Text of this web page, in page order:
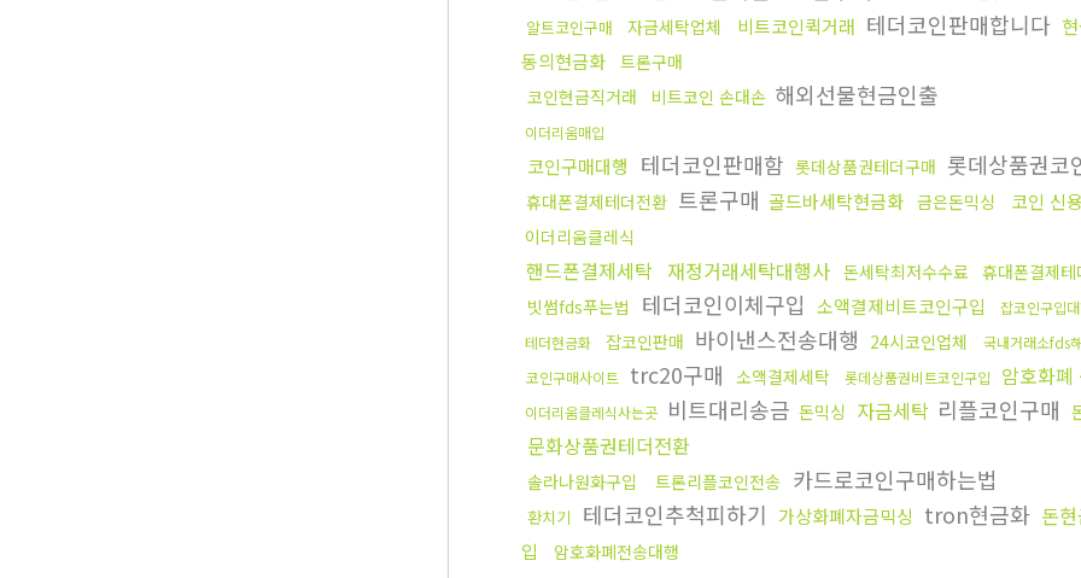
알트코인구매 자금세탁업체 비트코인퀵거래 테더코인판매합니다
동의현금화 트론구매
코인현금직거래
비트코인 손대손 해외선물현금인출
이더리움매입
코인구매대행 테더코인판매함 롯데상품권테더구매 롯데상품권코
휴대폰결제테더전환 트론구매 골드바세탁현금화 금은돈믹싱 코인 신
이더리움클레식
핸드폰결제세탁 재정거래세탁대행사 돈세탁최저수수료 휴대폰결제테
빗썸fds푸는법 테더코인이체구입 소액결제비트코인구입 잡코인구입
테더현금화 잡코인판매 바이낸스전송대행 24시코인업체 국내거래소fds
코인구매사이트 trc20구매 소액결제세탁 롯데상품권비트코인구입 암호화폐
이더리움클레식사는곳 비트대리송금 돈믹싱 자금세탁 리플코인구매
문화상품권테더전환
솔라나원화구입 트론리플코인전송 카드로코인구매하는법
환치기 테더코인추척피하기 가상화폐자금믹싱 tron현금화 돈
입
암호화폐전송대행